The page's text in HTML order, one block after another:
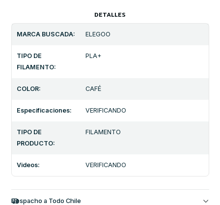
DETALLES
MARCA BUSCADA: ELEGOO
TIPO DE
FILAMENTO:
PLA+
COLOR: CAFÉ
Especificaciones: VERIFICANDO
TIPO DE
PRODUCTO:
FILAMENTO
Videos: VERIFICANDO
Despacho a Todo Chile